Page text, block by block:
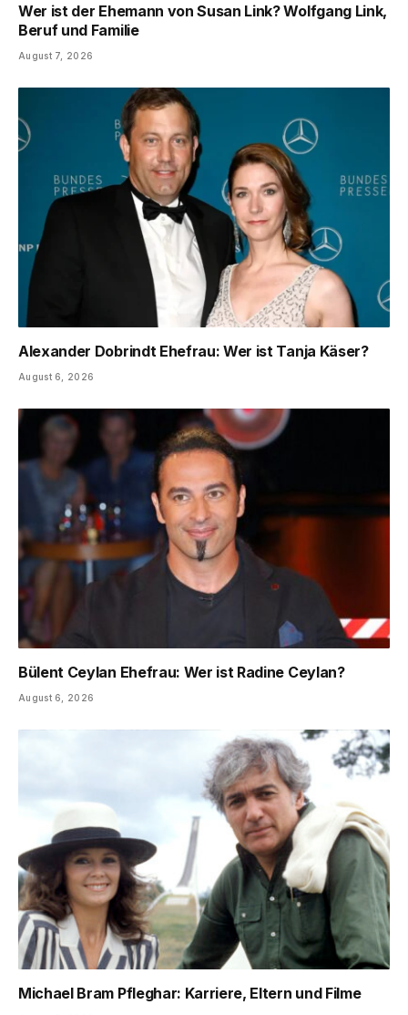
Wer ist der Ehemann von Susan Link? Wolfgang Link,
Beruf und Familie
August 7, 2026
Alexander Dobrindt Ehefrau: Wer ist Tanja Käser?
August 6, 2026
Bülent Ceylan Ehefrau: Wer ist Radine Ceylan?
August 6, 2026
Michael Bram Pfleghar: Karriere, Eltern und Filme